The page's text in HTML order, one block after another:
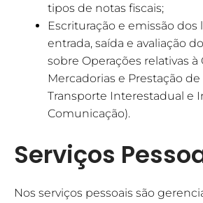
tipos de notas fiscais;
Escrituração e emissão dos
entrada, saída e avaliação
sobre Operações relativas à
Mercadorias e Prestação de
Transporte Interestadual e
Comunicação).
Serviços
Nos serviços pessoais são